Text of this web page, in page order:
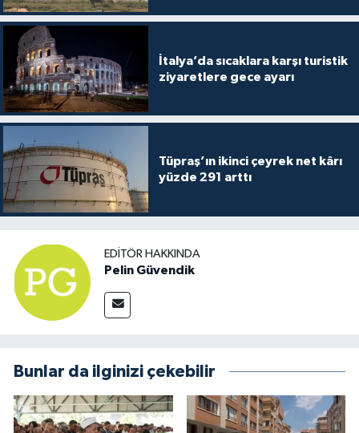
İtalya’da sıcaklara karşı turistik
ziyaretlere gece ayarı
Tüpraş’ın ikinci çeyrek net kârı
yüzde 291 arttı
EDITÖR HAKKINDA
Pelin Güvendik
Bunlar da ilginizi çekebilir